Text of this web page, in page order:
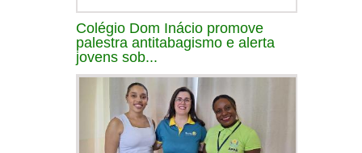
Colégio Dom Inácio promove
palestra antitabagismo e alerta
jovens sob...